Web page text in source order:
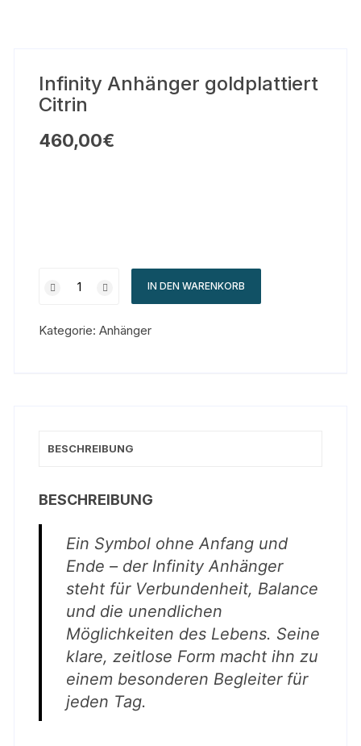
Infinity Anhänger goldplattiert
Citrin
460,00€
IN DEN WARENKORB
Kategorie:Anhänger
BESCHREIBUNG
BESCHREIBUNG
Ein Symbol ohne Anfang und
Ende – der Infinity Anhänger
steht für Verbundenheit, Balance
und die unendlichen
Möglichkeiten des Lebens. Seine
klare, zeitlose Form macht ihn zu
einem besonderen Begleiter für
jeden Tag.